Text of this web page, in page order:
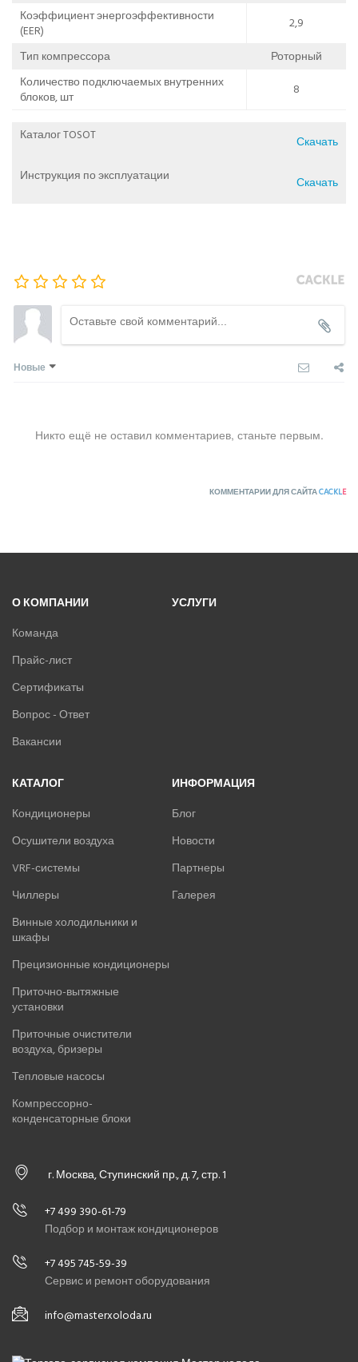
Коэффициент энергоэффективности
(EER)
2,9
Тип компрессора
Роторный
Количество подключаемых внутренних
блоков, шт
8
Каталог TOSOT
Скачать
Инструкция по эксплуатации
Скачать
Новые
Никто ещё не оставил комментариев, станьте первым.
КОММЕНТАРИИ ДЛЯ САЙТАCACKLE
О КОМПАНИИ
Команда
Прайс-лист
Сертификаты
Вопрос - Ответ
Вакансии
УСЛУГИ
КАТАЛОГ
Кондиционеры
Осушители воздуха
VRF-системы
Чиллеры
Винные холодильники и
шкафы
Прецизионные кондиционеры
Приточно-вытяжные
установки
Приточные очистители
воздуха, бризеры
Тепловые насосы
Компрессорно-
конденсаторные блоки
ИНФОРМАЦИЯ
Блог
Новости
Партнеры
Галерея
г. Москва, Ступинский пр., д. 7, стр. 1
+7 499 390-61-79
Подбор и монтаж кондиционеров
+7 495 745-59-39
Сервис и ремонт оборудования
info@masterxoloda.ru